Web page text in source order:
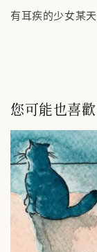
有耳疾的少女某
您可能也喜歡